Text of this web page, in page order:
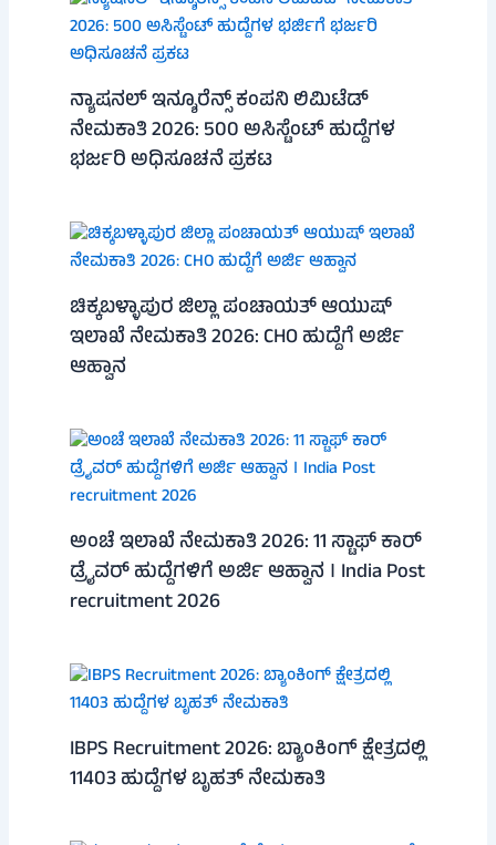
ನ್ಯಾಷನಲ್ ಇನ್ಶೂರೆನ್ಸ್ ಕಂಪನಿ ಲಿಮಿಟೆಡ್
ನೇಮಕಾತಿ 2026: 500 ಅಸಿಸ್ಟೆಂಟ್ ಹುದ್ದೆಗಳ
ಭರ್ಜರಿ ಅಧಿಸೂಚನೆ ಪ್ರಕಟ
ಚಿಕ್ಕಬಳ್ಳಾಪುರ ಜಿಲ್ಲಾ ಪಂಚಾಯತ್ ಆಯುಷ್
ಇಲಾಖೆ ನೇಮಕಾತಿ 2026: CHO ಹುದ್ದೆಗೆ ಅರ್ಜಿ
ಆಹ್ವಾನ
ಅಂಚೆ ಇಲಾಖೆ ನೇಮಕಾತಿ 2026: 11 ಸ್ಟಾಫ್ ಕಾರ್
ಡ್ರೈವರ್ ಹುದ್ದೆಗಳಿಗೆ ಅರ್ಜಿ ಆಹ್ವಾನ । India Post
recruitment 2026
IBPS Recruitment 2026: ಬ್ಯಾಂಕಿಂಗ್ ಕ್ಷೇತ್ರದಲ್ಲಿ
11403 ಹುದ್ದೆಗಳ ಬೃಹತ್ ನೇಮಕಾತಿ